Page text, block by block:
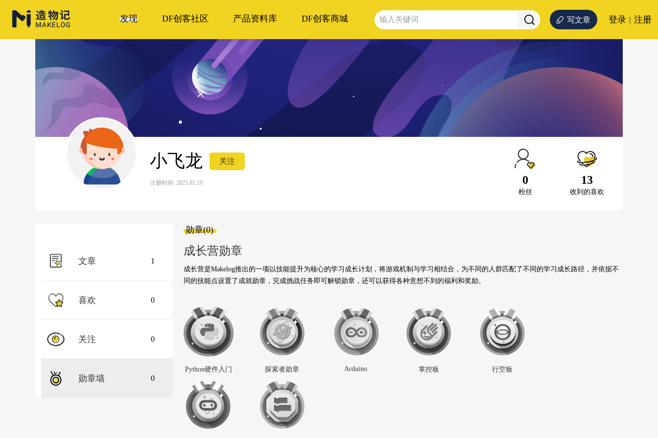
发现 DF创客社区 产品资料库 DF创客商城 写文章 登录 | 注册
小飞龙 关注
注册时间: 2025.02.19 0
粉丝
13
收到的喜欢
文章 1
喜欢 0
关注 0
勋章墙 0
勋章(0)
成长营勋章
成长营是Makelog推出的一项以技能提升为核心的学习成长计划，将游戏机制与学习相结合，为不同的人群匹配了不同的学习成长路径，并依据不
同的技能点设置了成就勋章，完成挑战任务即可解锁勋章，还可以获得各种意想不到的福利和奖励。
Python硬件入门 探索者勋章 Arduino 掌控板 行空板